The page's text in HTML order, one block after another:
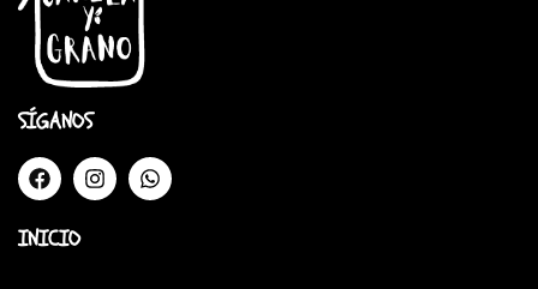
SÍGANOS
INICIO